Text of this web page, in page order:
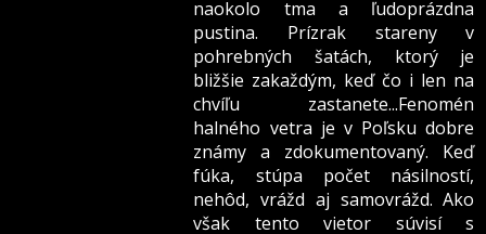
naokolo tma a ľudoprázdna
pustina. Prízrak stareny v
pohrebných šatách, ktorý je
bližšie zakaždým, keď čo i len na
chvíľu zastanete...Fenomén
halného vetra je v Poľsku dobre
známy a zdokumentovaný. Keď
fúka, stúpa počet násilností,
nehôd, vrážd aj samovrážd. Ako
však tento vietor súvisí s